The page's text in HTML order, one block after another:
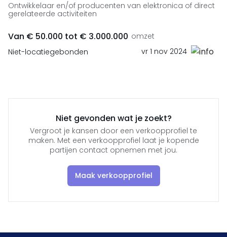
Ontwikkelaar en/of producenten van elektronica of direct
gerelateerde activiteiten
Van € 50.000 tot € 3.000.000 omzet
Niet-locatiegebonden
vr 1 nov 2024
Niet gevonden wat je zoekt?
Vergroot je kansen door een verkoopprofiel te
maken. Met een verkoopprofiel laat je kopende
partijen contact opnemen met jou.
Maak verkoopprofiel